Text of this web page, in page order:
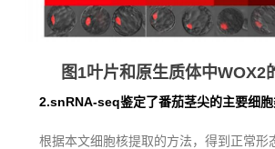
图1叶片和原生质体中WOX2
2.snRNA-seq鉴定了番茄茎尖的主要细胞
根据本文细胞核提取的方法，得到正常形